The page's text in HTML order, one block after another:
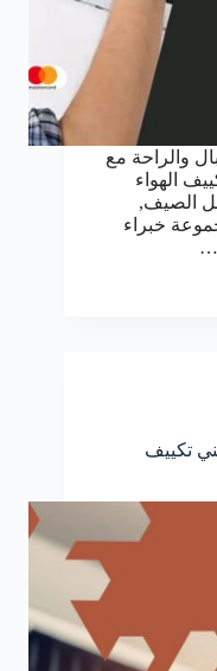
والراحة مع
الهواء
الصيف,
خبراء
62224041 رقم فني تكييف